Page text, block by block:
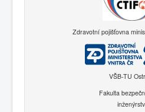
Zdravotní pojišťovna
VŠB-TU
Fakulta